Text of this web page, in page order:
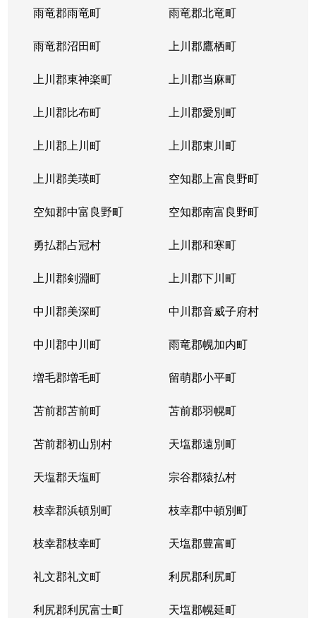
雨竜郡雨竜町 雨竜郡北竜町
雨竜郡沼田町 上川郡鷹栖町
上川郡東神楽町 上川郡当麻町
上川郡比布町 上川郡愛別町
上川郡上川町 上川郡東川町
上川郡美瑛町 空知郡上富良野町
空知郡中富良野町 空知郡南富良野町
勇払郡占冠村 上川郡和寒町
上川郡剣淵町 上川郡下川町
中川郡美深町 中川郡音威子府村
中川郡中川町 雨竜郡幌加内町
増毛郡増毛町 留萌郡小平町
苫前郡苫前町 苫前郡羽幌町
苫前郡初山別村 天塩郡遠別町
天塩郡天塩町 宗谷郡猿払村
枝幸郡浜頓別町 枝幸郡中頓別町
枝幸郡枝幸町 天塩郡豊富町
礼文郡礼文町 利尻郡利尻町
利尻郡利尻富士町 天塩郡幌延町